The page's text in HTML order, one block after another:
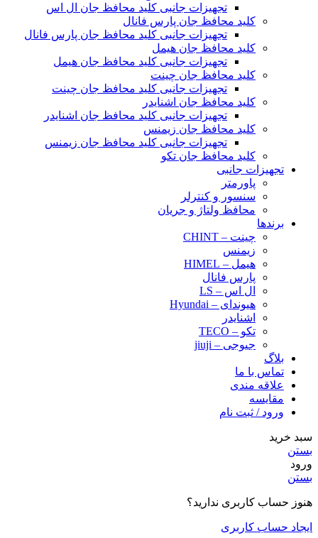
تجهیزات جانبی کلید محافظ جان ال اس
کلید محافظ جان پارس فانال
تجهیزات جانبی کلید محافظ جان پارس فانال
کلید محافظ جان هیمل
تجهیزات جانبی کلید محافظ جان هیمل
کلید محافظ جان چینت
تجهیزات جانبی کلید محافظ جان چینت
کلید محافظ جان اشنایدر
تجهیزات جانبی کلید محافظ جان اشنایدر
کلید محافظ جان زیمنس
تجهیزات جانبی کلید محافظ جان زیمنس
کلید محافظ جان تکو
تجهیزات جانبی
پاورمتر
سنسور و کنترلر
محافظ ولتاژ و‌ جریان
برندها
چینت – CHINT
زیمنس
هیمل – HIMEL
پارس فانال
ال اس – LS
هیوندای – Hyundai
اشنایدر
تکو – TECO
جیوجی – jiuji
بلاگ
تماس با ما
علاقه مندی
مقایسه
ورود / ثبت نام
سبد خرید
بستن
ورود
بستن
هنوز حساب کاربری ندارید؟
ایجاد حساب کاربری